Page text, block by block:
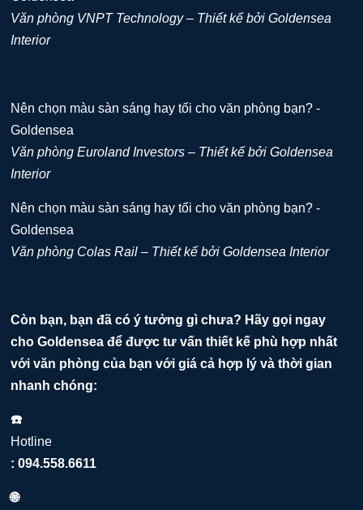
Văn phòng VNPT Technology – Thiết kế bởi Goldensea
Interior
Văn phòng Euroland Investors – Thiết kế bởi Goldensea
Interior
Văn phòng Colas Rail – Thiết kế bởi Goldensea Interior
Còn bạn, bạn đã có ý tưởng gì chưa? Hãy gọi ngay
cho Goldensea để được tư vấn thiết kế phù hợp nhất
với văn phòng của bạn với giá cả hợp lý và thời gian
nhanh chóng:
☎️
Hotline
: 094.558.6611
🌐